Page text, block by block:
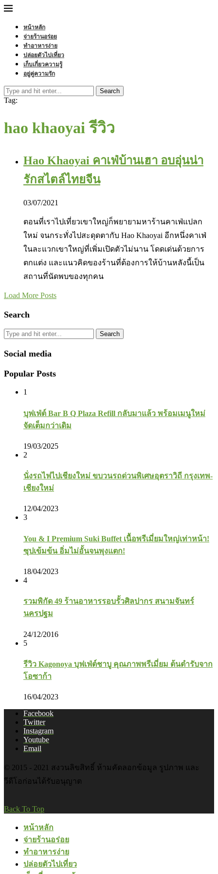
หน้าหลัก
จ่ายร้านอร่อย
ทำอาหารง่าย
ปล่อยตัวไปเที่ยว
เก็บเกี่ยวความรู้
อยู่คู่ความรัก
Search
Tag:
hao khaoyai รีวิว
Hao Khaoyai คาเฟ่บ้านเฮา อบอุ่นน่า
รักสไตล์ไทยจีน
03/07/2021
ตอนที่เราไปเที่ยวเขาใหญ่ก็พยายามหาร้านคาเฟ่แปลก
ใหม่ จนกระทั่งไปสะดุดตากับ Hao Khaoyai อีกหนึ่งคาเฟ่
ในละแวกเขาใหญ่ที่เพิ่มเปิดตัวไม่นาน โดดเด่นด้วยการ
ตกแต่ง และแนวคิดของร้านที่ต้องการให้บ้านหลังนี้เป็น
สถานที่นัดพบของทุกคน
Load More Posts
Search
Search
Social media
Popular Posts
1
บุฟเฟ่ต์ Bar B Q Plaza Refill กลับมาแล้ว พร้อมเมนูใหม่
จัดเต็มกว่าเดิม
19/03/2025
2
นั่งรถไฟไปเชียงใหม่ ขบวนรถด่วนพิเศษอุตราวิถี กรุงเทพ-
เชียงใหม่
12/04/2023
3
You & I Premium Suki Buffet เนื้อพรีเมี่ยมใหญ่เท่าหน้า!
ซุปเข้มข้น อิ่มไม่อั้นจนพุงแตก!
18/04/2023
4
รวมพิกัด 49 ร้านอาหารรอบรั้วศิลปากร สนามจันทร์
นครปฐม
24/12/2016
5
รีวิว Kagonoya บุฟเฟ่ต์ชาบู คุณภาพพรีเมี่ยม ต้นตำรับจาก
โอซาก้า
16/04/2023
Facebook
Twitter
Instagram
Youtube
Email
© 2015 - 2021 สงวนลิขสิทธิ์ ห้ามคัดลอกข้อมูล รูปภาพ และ
วีดีโอก่อนได้รับอนุญาต
Back To Top
หน้าหลัก
จ่ายร้านอร่อย
ทำอาหารง่าย
ปล่อยตัวไปเที่ยว